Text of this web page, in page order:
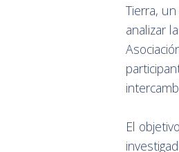
Tierra,
analizar
El